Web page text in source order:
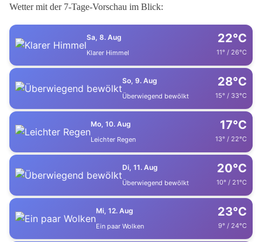
Wetter mit der 7-Tage-Vorschau im Blick:
Sa, 8. Aug
Klarer Himmel
22°C
11° / 26°C
So, 9. Aug
Überwiegend bewölkt
28°C
15° / 33°C
Mo, 10. Aug
Leichter Regen
17°C
13° / 22°C
Di, 11. Aug
Überwiegend bewölkt
20°C
10° / 21°C
Mi, 12. Aug
Ein paar Wolken
23°C
9° / 24°C